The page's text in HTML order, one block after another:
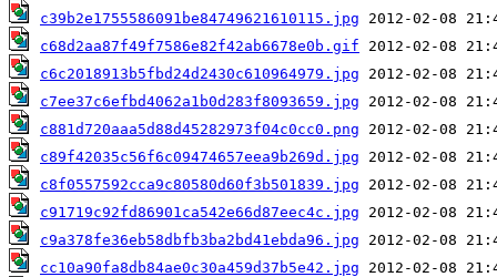
c39b2e1755586091be84749621610115.jpg
c68d2aa87f49f7586e82f42ab6678e0b.gif
c6c2018913b5fbd24d2430c610964979.jpg
c7ee37c6efbd4062a1b0d283f8093659.jpg
c881d720aaa5d88d45282973f04c0cc0.png
c89f42035c56f6c09474657eea9b269d.jpg
c8f0557592cca9c80580d60f3b501839.jpg
c91719c92fd86901ca542e66d87eec4c.jpg
c9a378fe36eb58dbfb3ba2bd41ebda96.jpg
cc10a90fa8db84ae0c30a459d37b5e42.jpg